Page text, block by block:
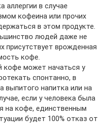
аллергии в случае
кофеина или прочих
в этом продукте.
людей даже не
присутствует врожденная
кофе.
кофе может начаться у
спонтанно, в
выпитого напитка или на
если у человека была
на кофе, единственным
будет 100% отказ от